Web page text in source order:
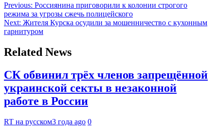
Previous: Россиянина приговорили к колонии строгого
режима за угрозы сжечь полицейского
Next: Жителя Курска осудили за мошенничество с кухонным
гарнитуром
Related News
СК обвинил трёх членов запрещённой
украинской секты в незаконной
работе в России
RT на русском3 года ago 0